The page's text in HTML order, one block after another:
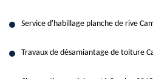
Service d'habillage planche de rive
Travaux de désamiantage de toiture